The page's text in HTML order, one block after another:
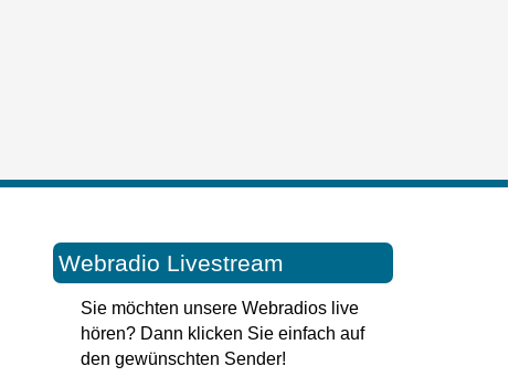
Webradio Livestream
Sie möchten unsere Webradios live
hören? Dann klicken Sie einfach auf
den gewünschten Sender!